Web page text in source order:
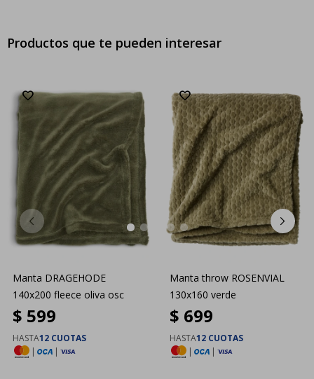
Productos que te pueden interesar
Manta DRAGEHODE
140x200 fleece oliva osc
$ 599
HASTA12 CUOTAS
|
|
Manta throw ROSENVIAL
130x160 verde
$ 699
HASTA12 CUOTAS
|
|